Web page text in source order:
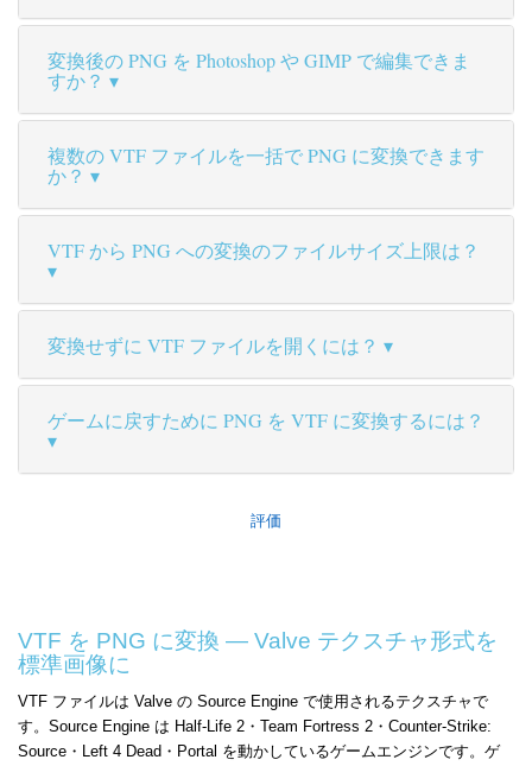
変換後の PNG を Photoshop や GIMP で編集できま
すか？
複数の VTF ファイルを一括で PNG に変換できます
か？
VTF から PNG への変換のファイルサイズ上限は？
変換せずに VTF ファイルを開くには？
ゲームに戻すために PNG を VTF に変換するには？
評価
VTF を PNG に変換 — Valve テクスチャ形式を
標準画像に
VTF ファイルは Valve の Source Engine で使用されるテクスチャで
す。Source Engine は Half-Life 2・Team Fortress 2・Counter-Strike:
Source・Left 4 Dead・Portal を動かしているゲームエンジンです。ゲ